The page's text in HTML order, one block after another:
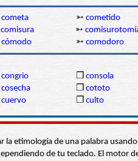
cometa ➳ cometido
comisura ➳
cómodo ➳ comodoro
congrio ❒ consola
cosecha ❒ cototo
cuervo ❒ culto
etimología de una palabra
de tu teclado. El motor